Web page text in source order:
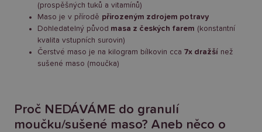
(prospěšných tuků a vitamínů)
Maso je v přírodě přirozeným zdrojem potravy
Dohledatelný původ masa z českých farem (konstantní
kvalita vstupních surovin)
Čerstvé maso je na kilogram bílkovin cca 7x dražší než
sušené maso (moučka)
Proč NEDÁVÁME do granulí
moučku/sušené maso? Aneb něco o